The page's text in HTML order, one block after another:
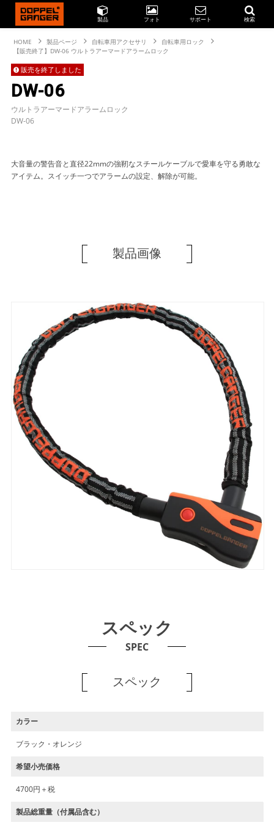
製品 フォト サポート 検索
HOME 製品ページ 自転車用アクセサリ
自転車用ロック
【販売終了】DW-06 ウルトラアーマードアラームロック
販売を終了しました
DW-06
ウルトラアーマードアラームロック
DW-06
大音量の警告音と直径22mmの強靭なスチールケーブルで愛車を守る勇敢な
アイテム。スイッチ一つでアラームの設定、解除が可能。
製品画像
スペック
SPEC
スペック
カラー
ブラック・オレンジ
希望小売価格
4700円＋税
製品総重量（付属品含む）